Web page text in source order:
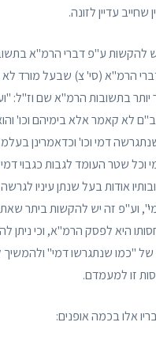
שחייב עדיין לזונה.
להקשות ע"פ דברי הרמ"א
הרמ"א (סי' צ) שבעל מורד
יותר בתשובות הרמ"א שם וז"ל:
לא קאמר אלא בימיהם וכו' והוא
דמי וכו' וכדאמרינן
וכל שטר העומד לגבות כגבוי
אודות בעל שנתן עיניו
וע"פ זה יש להקשות ביתר
היא לפסק הרמ"א, וכי ניתן
"כמו שנתגרשו דמי" ולהמשיך
זו למעמדם.
אלו בכמה אופנים: